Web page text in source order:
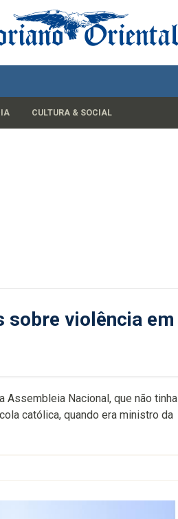
CULTURA & SOCIAL
violência em
Nacional, que não tinha
católica, quando era ministro da